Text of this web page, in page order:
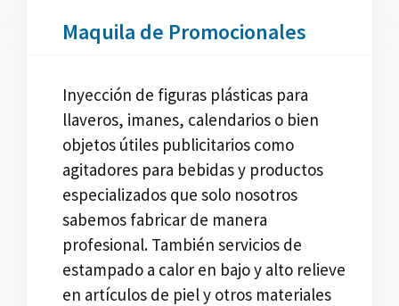
Maquila de Promocionales
Inyección de figuras plásticas para
llaveros, imanes, calendarios o bien
objetos útiles publicitarios como
agitadores para bebidas y productos
especializados que solo nosotros
sabemos fabricar de manera
profesional. También servicios de
estampado a calor en bajo y alto relieve
en artículos de piel y otros materiales